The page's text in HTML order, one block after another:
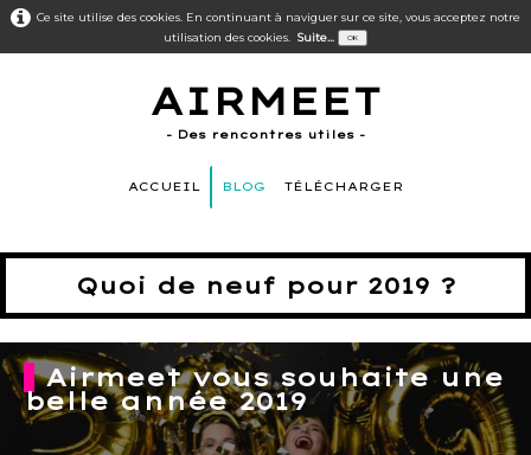
Ce site utilise des cookies. En continuant à naviguer sur ce site, vous acceptez notre
utilisation des cookies. Suite... OK
AIRMEET
- Des rencontres utiles -
ACCUEIL BLOG TÉLÉCHARGER
Quoi de neuf pour 2019 ?
Airmeet vous souhaite une
belle année 2019